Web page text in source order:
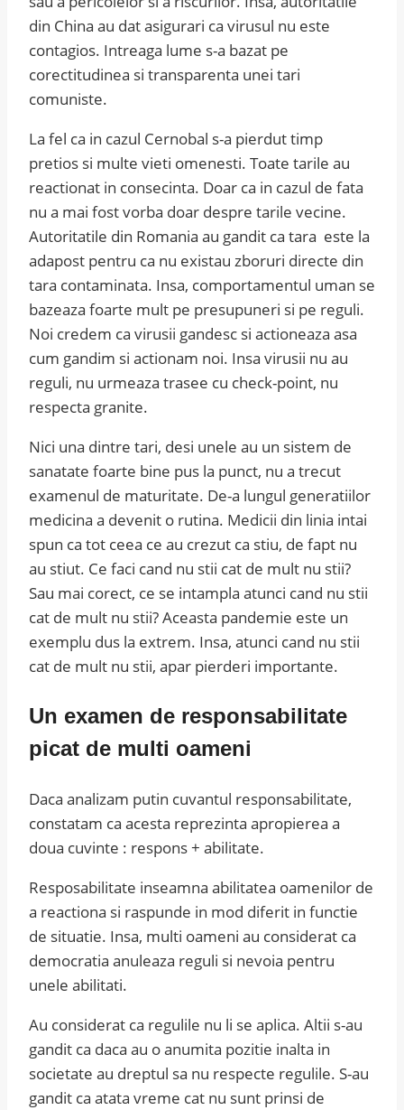
din China au dat asigurari ca virusul nu este
contagios. Intreaga lume s-a bazat pe
corectitudinea si transparenta unei tari
comuniste.
La fel ca in cazul Cernobal s-a pierdut timp
pretios si multe vieti omenesti. Toate tarile au
reactionat in consecinta. Doar ca in cazul de fata
nu a mai fost vorba doar despre tarile vecine.
Autoritatile din Romania au gandit ca tara este la
adapost pentru ca nu existau zboruri directe din
tara contaminata. Insa, comportamentul uman se
bazeaza foarte mult pe presupuneri si pe reguli.
Noi credem ca virusii gandesc si actioneaza asa
cum gandim si actionam noi. Insa virusii nu au
reguli, nu urmeaza trasee cu check-point, nu
respecta granite.
Nici una dintre tari, desi unele au un sistem de
sanatate foarte bine pus la punct, nu a trecut
examenul de maturitate. De-a lungul generatiilor
medicina a devenit o rutina. Medicii din linia intai
spun ca tot ceea ce au crezut ca stiu, de fapt nu
au stiut. Ce faci cand nu stii cat de mult nu stii?
Sau mai corect, ce se intampla atunci cand nu stii
cat de mult nu stii? Aceasta pandemie este un
exemplu dus la extrem. Insa, atunci cand nu stii
cat de mult nu stii, apar pierderi importante.
Un examen de responsabilitate
picat de multi oameni
Daca analizam putin cuvantul responsabilitate,
constatam ca acesta reprezinta apropierea a
doua cuvinte : respons + abilitate.
Resposabilitate inseamna abilitatea oamenilor de
a reactiona si raspunde in mod diferit in functie
de situatie. Insa, multi oameni au considerat ca
democratia anuleaza reguli si nevoia pentru
unele abilitati.
Au considerat ca regulile nu li se aplica. Altii s-au
gandit ca daca au o anumita pozitie inalta in
societate au dreptul sa nu respecte regulile. S-au
gandit ca atata vreme cat nu sunt prinsi de